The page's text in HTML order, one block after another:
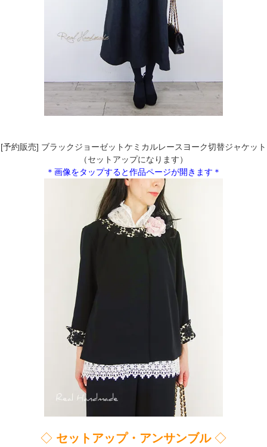
[予約販売] ブラックジョーゼットケミカルレースヨーク切替ジャケット
（セットアップになります）
＊画像をタップすると作品ページが開きます＊
◇ セットアップ・アンサンブル◇